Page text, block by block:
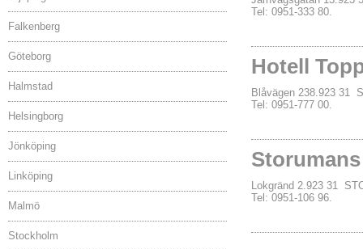
Falkenberg
Göteborg
Halmstad
Helsingborg
Jönköping
Linköping
Malmö
Stockholm
Tel: 0951-333 80.
Hotell
Blåvägen 238.923 31
Tel: 0951-777 00.
Lokgränd 2.923 31
Tel: 0951-106 96.